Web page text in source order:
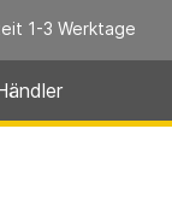
1-3 Werktage